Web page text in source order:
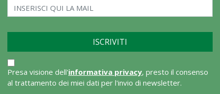
Presa visione dell'informativa privacy, presto il consenso
al trattamento dei miei dati per l'invio di newsletter.